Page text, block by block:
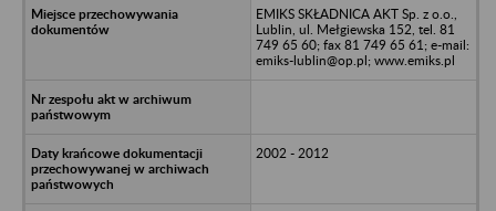
EMIKS SKŁADNICA AKT Sp. z o.o.,
Lublin, ul. Mełgiewska 152, tel. 81
749 65 60; fax 81 749 65 61; e-mail:
emiks-lublin@op.pl; www.emiks.pl
2002 - 2012